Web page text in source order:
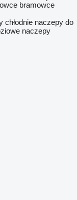
bramowce
chłodnie naczepy do
naczepy